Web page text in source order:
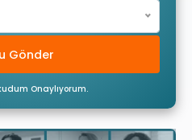
Gönder
Onaylıyorum.